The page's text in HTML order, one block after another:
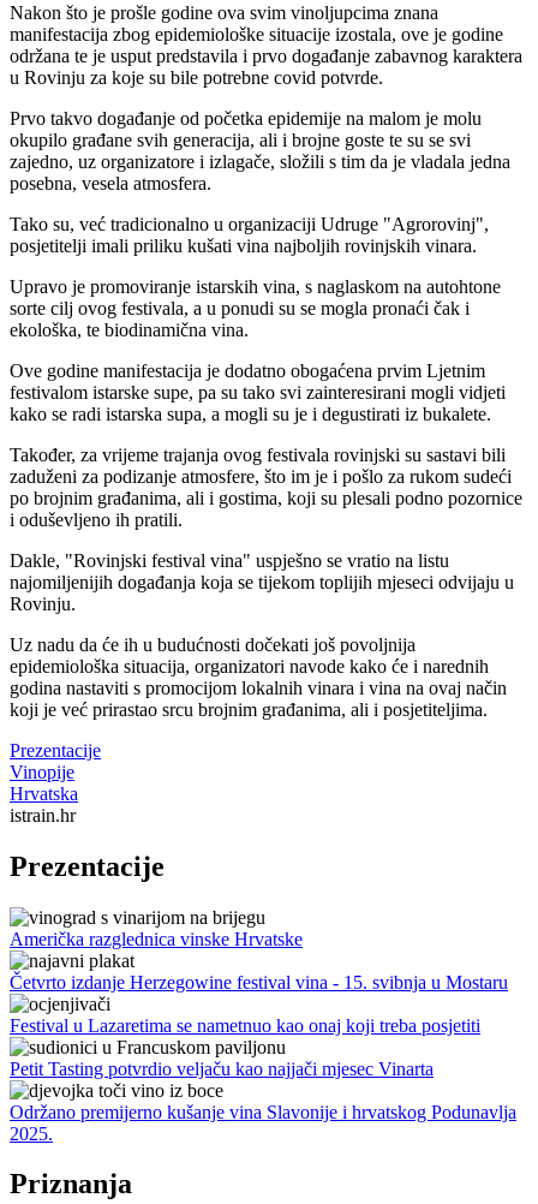
Nakon što je prošle godine ova svim vinoljupcima znana
manifestacija zbog epidemiološke situacije izostala, ove je godine
održana te je usput predstavila i prvo događanje zabavnog karaktera
u Rovinju za koje su bile potrebne covid potvrde.
Prvo takvo događanje od početka epidemije na malom je molu
okupilo građane svih generacija, ali i brojne goste te su se svi
zajedno, uz organizatore i izlagače, složili s tim da je vladala jedna
posebna, vesela atmosfera.
Tako su, već tradicionalno u organizaciji Udruge "Agrorovinj",
posjetitelji imali priliku kušati vina najboljih rovinjskih vinara.
Upravo je promoviranje istarskih vina, s naglaskom na autohtone
sorte cilj ovog festivala, a u ponudi su se mogla pronaći čak i
ekološka, te biodinamična vina.
Ove godine manifestacija je dodatno obogaćena prvim Ljetnim
festivalom istarske supe, pa su tako svi zainteresirani mogli vidjeti
kako se radi istarska supa, a mogli su je i degustirati iz bukalete.
Također, za vrijeme trajanja ovog festivala rovinjski su sastavi bili
zaduženi za podizanje atmosfere, što im je i pošlo za rukom sudeći
po brojnim građanima, ali i gostima, koji su plesali podno pozornice
i oduševljeno ih pratili.
Dakle, "Rovinjski festival vina" uspješno se vratio na listu
najomiljenijih događanja koja se tijekom toplijih mjeseci odvijaju u
Rovinju.
Uz nadu da će ih u budućnosti dočekati još povoljnija
epidemiološka situacija, organizatori navode kako će i narednih
godina nastaviti s promocijom lokalnih vinara i vina na ovaj način
koji je već prirastao srcu brojnim građanima, ali i posjetiteljima.
Prezentacije
Vinopije
Hrvatska
istrain.hr
Prezentacije
Američka razglednica vinske Hrvatske
Četvrto izdanje Herzegowine festival vina - 15. svibnja u Mostaru
Festival u Lazaretima se nametnuo kao onaj koji treba posjetiti
Petit Tasting potvrdio veljaču kao najjači mjesec Vinarta
Održano premijerno kušanje vina Slavonije i hrvatskog Podunavlja
2025.
Priznanja